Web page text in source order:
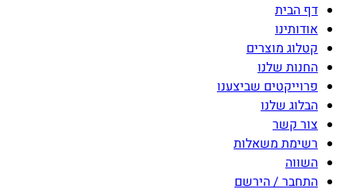
דף הבית
אודותינו
קטלוג מוצרים
החנות שלנו
פרוייקטים שביצענו
הבלוג שלנו
צור קשר
רשימת משאלות
השווה
התחבר / הירשם